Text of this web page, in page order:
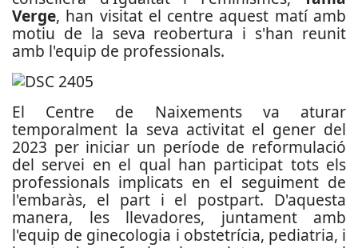
Verge, han visitat el centre aquest matí amb
motiu de la seva reobertura i s'han reunit
amb l'equip de professionals.
El Centre de Naixements va aturar
temporalment la seva activitat el gener del
2023 per iniciar un període de reformulació
del servei en el qual han participat tots els
professionals implicats en el seguiment de
l'embaràs, el part i el postpart. D'aquesta
manera, les llevadores, juntament amb
l'equip de ginecologia i obstetrícia, pediatria, i